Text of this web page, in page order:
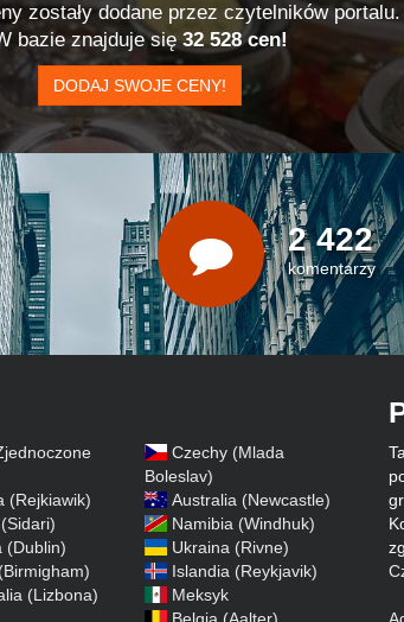
zostały dodane przez czytelników portalu.
bazie znajduje się32 528 cen!
DODAJ SWOJE CENY!
2 422
komentarzy
(Rejkiawik)
(Dublin)
(Lizbona)
Czechy (Mlada
Boleslav)
Australia (Newcastle)
Namibia (Windhuk)
Ukraina (Rivne)
Islandia (Reykjavik)
Meksyk